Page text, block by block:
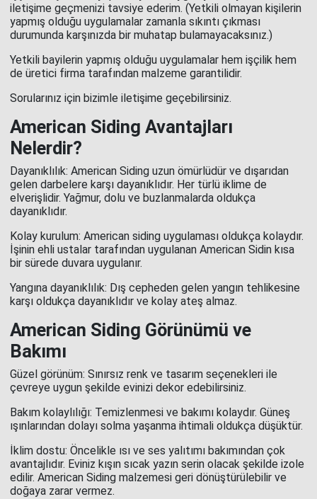
iletişime geçmenizi tavsiye ederim. (Yetkili olmayan kişilerin
yapmış olduğu uygulamalar zamanla sıkıntı çıkması
durumunda karşınızda bir muhatap bulamayacaksınız.)
Yetkili bayilerin yapmış olduğu uygulamalar hem işçilik hem
de üretici firma tarafından malzeme garantilidir.
Sorularınız için bizimle iletişime geçebilirsiniz.
American Siding Avantajları
Nelerdir?
Dayanıklılık: American Siding uzun ömürlüdür ve dışarıdan
gelen darbelere karşı dayanıklıdır. Her türlü iklime de
elverişlidir. Yağmur, dolu ve buzlanmalarda oldukça
dayanıklıdır.
Kolay kurulum: American siding uygulaması oldukça kolaydır.
İşinin ehli ustalar tarafından uygulanan American Sidin kısa
bir sürede duvara uygulanır.
Yangına dayanıklılık: Dış cepheden gelen yangın tehlikesine
karşı oldukça dayanıklıdır ve kolay ateş almaz.
American Siding Görünümü ve
Bakımı
Güzel görünüm: Sınırsız renk ve tasarım seçenekleri ile
çevreye uygun şekilde evinizi dekor edebilirsiniz.
Bakım kolaylılığı: Temizlenmesi ve bakımı kolaydır. Güneş
ışınlarından dolayı solma yaşanma ihtimali oldukça düşüktür.
İklim dostu: Öncelikle ısı ve ses yalıtımı bakımından çok
avantajlıdır. Eviniz kışın sıcak yazın serin olacak şekilde izole
edilir. American Siding malzemesi geri dönüştürülebilir ve
doğaya zarar vermez.